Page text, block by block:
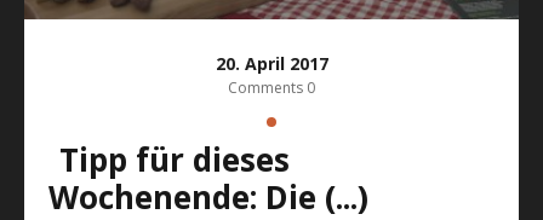
20. April 2017
Comments 0
Tipp für dieses
Wochenende: Die (...)